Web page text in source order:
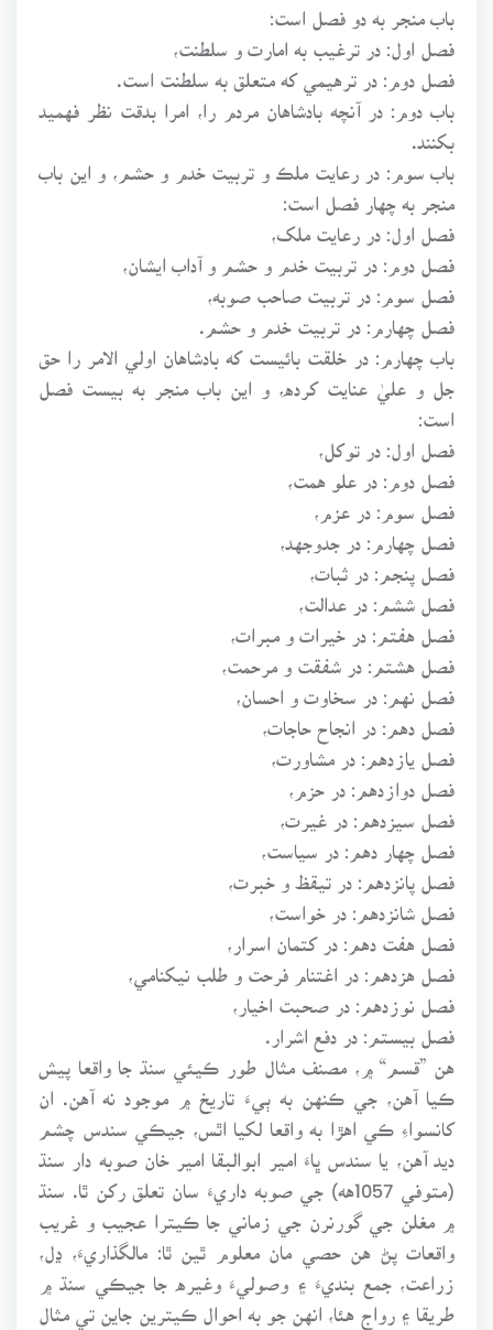
باب منجر به دو فصل است:
فصل اول: در ترغيب به امارت و سلطنت،
فصل دوم: در ترهيمي که متعلق به سلطنت است.
باب دوم: در آنچه بادشاهان مردم را، امرا بدقت نظر فهميد
بکنند.
باب سوم: در رعايت ملڪ و تربيت خدم و حشم، و اين باب
منجر به چهار فصل است:
فصل اول: در رعايت ملک،
فصل دوم: در تربيت خدم و حشم و آداب ايشان،
فصل سوم: در تربيت صاحب صوبه،
فصل چهارم: در تربيت خدم و حشم.
باب چهارم: در خلقت بائيست که بادشاهان اولي الامر را حق
جل و عليٰ عنايت کرده، و اين باب منجر به بيست فصل
است:
فصل اول: در توکل،
فصل دوم: در علو همت،
فصل سوم: در عزم،
فصل چهارم: در جدوجهد،
فصل پنجم: در ثبات،
فصل ششم: در عدالت،
فصل هفتم: در خيرات و مبرات،
فصل هشتم: در شفقت و مرحمت،
فصل نهم: در سخاوت و احسان،
فصل دهم: در انجاح حاجات،
فصل يازدهم: در مشاورت،
فصل دوازدهم: در حزم،
فصل سيزدهم: در غيرت،
فصل چهار دهم: در سياست،
فصل پانزدهم: در تيقظ و خبرت،
فصل شانزدهم: در خواست،
فصل هفت دهم: در کتمان اسرار،
فصل هزدهم: در اغتنام فرحت و طلب نيکنامي،
فصل نوزدهم: در صحبت اخيار،
فصل بيستم: در دفع اشرار.
هن ”قسم“ ۾، مصنف مثال طور ڪيئي سنڌ جا واقعا پيش
ڪيا آهن، جي ڪنهن به ٻيءَ تاريخ ۾ موجود نه آهن. ان
کانسواءِ ڪي اهڙا به واقعا لکيا اٿس، جيڪي سندس چشم
ديد آهن، يا سندس ڀاءَ امير ابوالبقا امير خان صوبه دار سنڌ
(متوفي 1057هه) جي صوبه داريءَ سان تعلق رکن ٿا. سنڌ
۾ مغلن جي گورنرن جي زماني جا ڪيترا عجيب و غريب
واقعات پڻ هن حصي مان معلوم ٿين ٿا: مالگذاريءَ، ڍل،
زراعت، جمع بنديءَ ۽ وصوليءَ وغيره جا جيڪي سنڌ ۾
طريقا ۽ رواج هئا، انهن جو به احوال ڪيترين جاين تي مثال